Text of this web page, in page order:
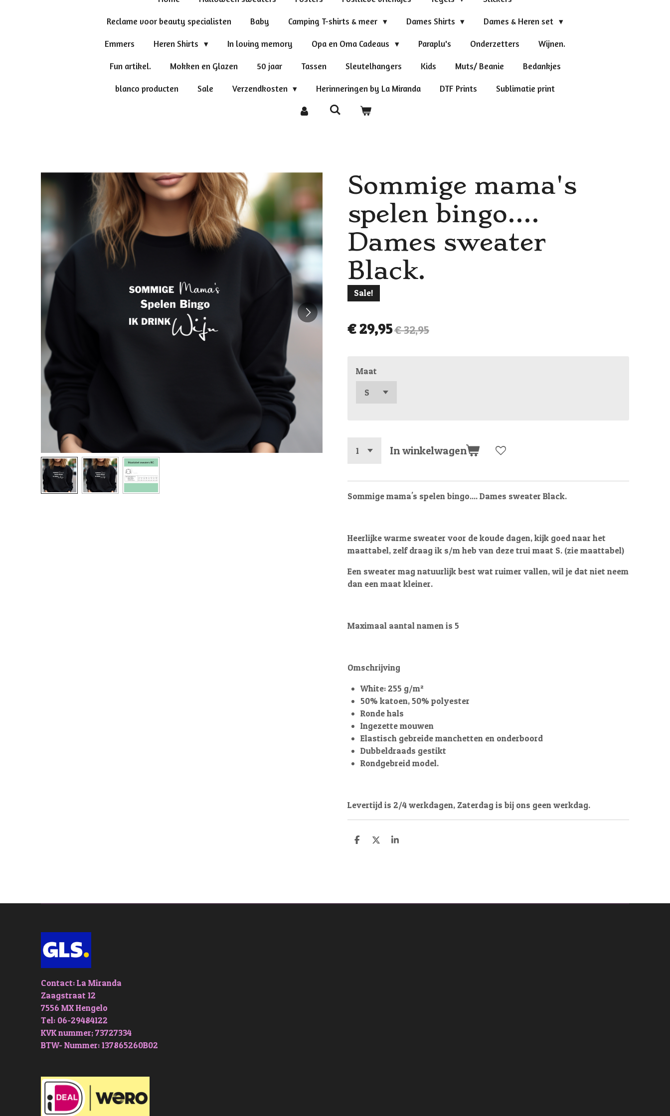
Reclame voor beauty specialisten Baby Camping T-shirts & meer Dames Shirts Dames & Heren set
Emmers Heren Shirts In loving memory Opa en Oma Cadeaus Paraplu's Onderzetters Wijnen.
Fun artikel. Mokken en Glazen 50 jaar Tassen Sleutelhangers Kids Muts/ Beanie Bedankjes
blanco producten Sale Verzendkosten Herinneringen by La Miranda DTF Prints Sublimatie print
Sommige mama's
spelen bingo....
Dames sweater
Black.
Sale!
€ 29,95€ 32,95
Maat
In winkelwagen
Sommige mama's spelen bingo.... Dames sweater Black.
Heerlijke warme sweater voor de koude dagen, kijk goed naar het
maattabel, zelf draag ik s/m heb van deze trui maat S. (zie maattabel)
Een sweater mag natuurlijk best wat ruimer vallen, wil je dat niet neem
dan een maat kleiner.
Maximaal aantal namen is 5
Omschrijving
White: 255 g/m²
50% katoen, 50% polyester
Ronde hals
Ingezette mouwen
Elastisch gebreide manchetten en onderboord
Dubbeldraads gestikt
Rondgebreid model.
Levertijd is 2/4 werkdagen, Zaterdag is bij ons geen werkdag.
D
D
S
Contact: La Miranda
Zaagstraat 12
7556 MX Hengelo
Tel: 06-29484122
KVK nummer; 73727334
BTW- Nummer: 137865260B02